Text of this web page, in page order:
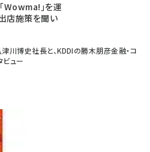
Wowma!｣を運
出店施策を聞い
川博史社長と、KDDIの勝木朋彦金融・コ
ュー